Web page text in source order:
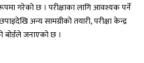
गरेको छ । परीक्षाका लागि आवश्यक पर्ने
अन्य सामग्रीको तयारी, परीक्षा केन्द्र
बोर्डले जनाएको छ ।